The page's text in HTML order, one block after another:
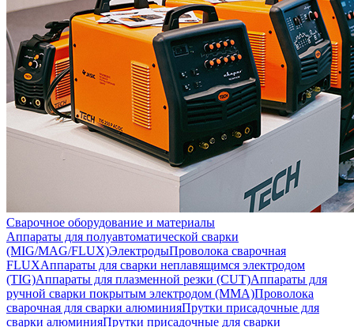
Сварочное оборудование и материалы
Аппараты для полуавтоматической сварки
(MIG/MAG/FLUX)ЭлектродыПроволока сварочная
FLUXАппараты для сварки неплавящимся электродом
(TIG)Аппараты для плазменной резки (CUT)Аппараты для
ручной сварки покрытым электродом (MMA)Проволока
сварочная для сварки алюминияПрутки присадочные для
сварки алюминияПрутки присадочные для сварки